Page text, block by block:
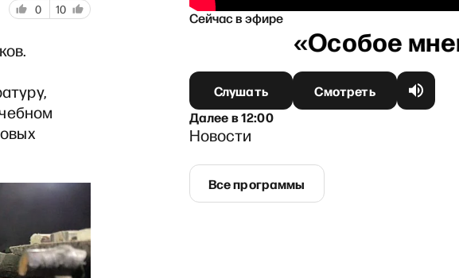
0 10 Сейчас в эфире
Слушать
Смотреть
Далеев12:00
Новости
Все программы